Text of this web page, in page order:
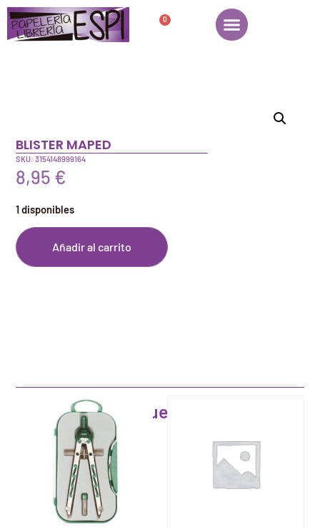
0
BLISTER MAPED
SKU: 3154148999164
8,95 €
1 disponibles
Añadir al carrito
Artículos que pueden interesarte